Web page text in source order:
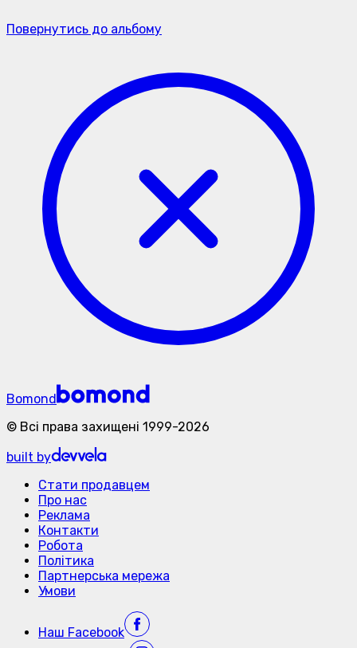
Повернутись до альбому
Bomond
© Всі права захищені 1999-2026
built by
Стати продавцем
Про нас
Реклама
Контакти
Робота
Політика
Партнерська мережа
Умови
Наш Facebook